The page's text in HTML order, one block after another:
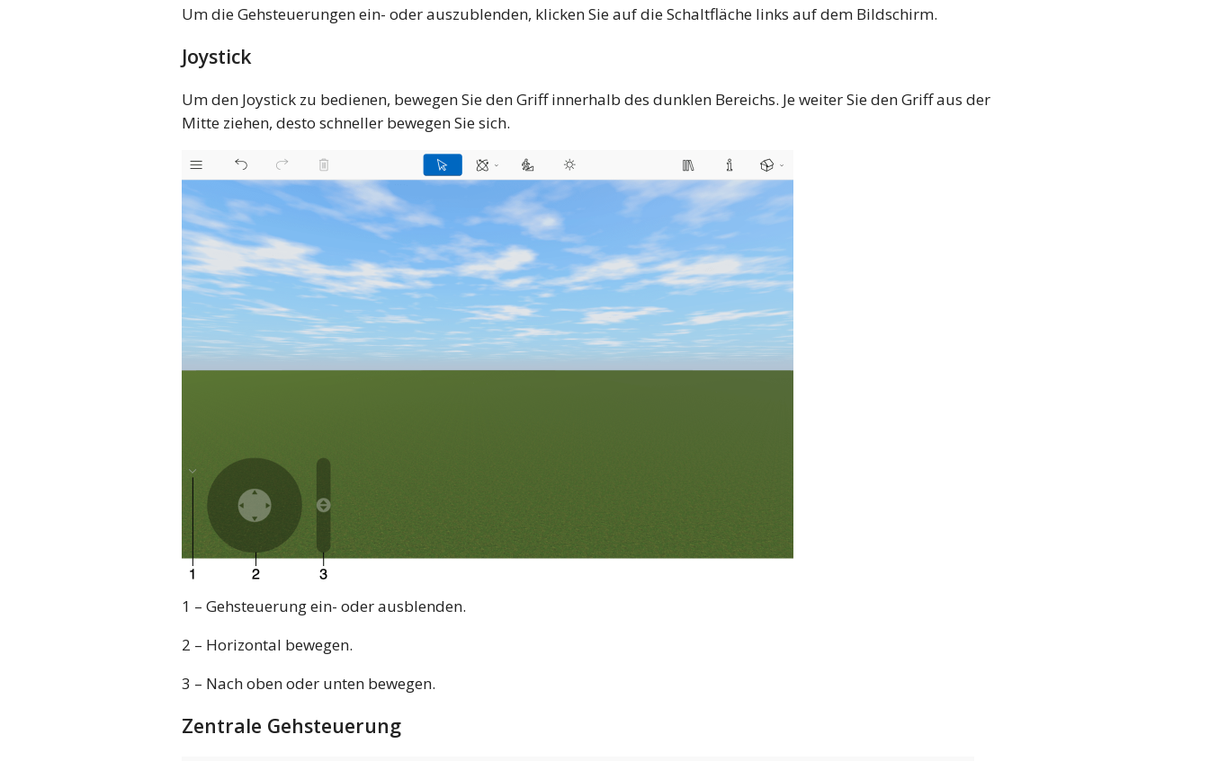
Um die Gehsteuerungen ein- oder auszublenden, klicken Sie auf die Schaltfläche links auf dem Bildschirm.
Joystick
Um den Joystick zu bedienen, bewegen Sie den Griff innerhalb des dunklen Bereichs. Je weiter Sie den Griff aus der
Mitte ziehen, desto schneller bewegen Sie sich.
1 – Gehsteuerung ein- oder ausblenden.
2 – Horizontal bewegen.
3 – Nach oben oder unten bewegen.
Zentrale Gehsteuerung